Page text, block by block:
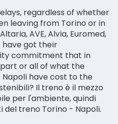
regardless of whether
leaving from Torino or in
AVE, Alvia, Euromed,
have got their
commitment that in
or all of what the
have cost to the
Il treno è il mezzo
per l'ambiente, quindi
treno Torino - Napoli.